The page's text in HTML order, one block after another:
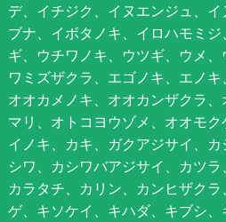
デ、イチジク、イヌエンジュ、
ブナ、イボタノキ、イロハモミ
ギ、ウチワノキ、ウツギ、ウメ
ワミズザクラ、エゴノキ、エノキ
オオカメノキ、オオカンザクラ
マリ、オトコヨウゾメ、オオモ
イノキ、カキ、ガクアジサイ、
シワ、カシワバアジサイ、カツラ
カラタチ、カリン、カンヒザク
ゲ、キソケイ、キハダ、キブシ